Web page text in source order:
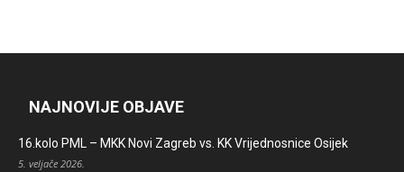
NAJNOVIJE OBJAVE
16.kolo PML – MKK Novi Zagreb vs. KK Vrijednosnice Osijek
5. veljače 2026.